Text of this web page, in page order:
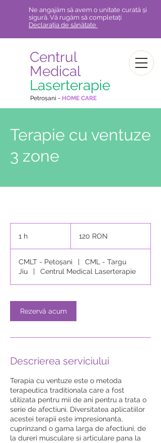
Ne angajăm să avem o unitate curată și
sigură. Vă rugăm să completați
Declarația de sănătate
Centrul
Medical
Laserterapie
Petroșani - HOME CARE
Terapie cu ventuze
3 zone
1 h 120 RON
CMLT - Petoșani |
CML - Targu
Jiu
| Centrul Medical Laserterapie
Rezervă acum
Descrierea serviciului
Terapia cu ventuze este o metoda
terapeutica traditionala care a fost
utilizata pentru mii de ani pentru a trata o
serie de afectiuni. Diversitatea aplicatiilor
acestei terapii este impresionanta,
cuprinzand o gama larga de afectiuni, de
la dureri musculare si articulare pana la